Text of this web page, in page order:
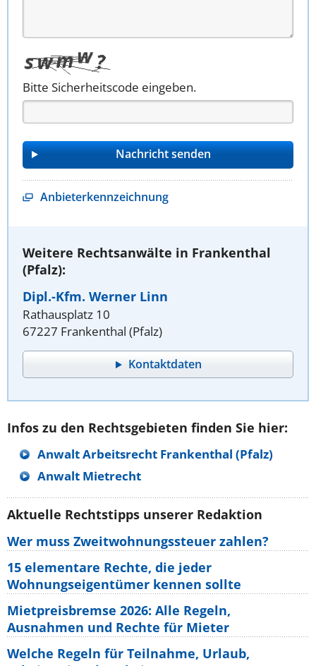
Bitte Sicherheitscode eingeben.
Anbieterkennzeichnung
Weitere Rechtsanwälte in Frankenthal
(Pfalz):
Dipl.-Kfm. Werner Linn
Rathausplatz 10
67227 Frankenthal (Pfalz)
Kontaktdaten
Infos zu den Rechtsgebieten finden Sie hier:
Anwalt Arbeitsrecht Frankenthal (Pfalz)
Anwalt Mietrecht
Aktuelle Rechtstipps unserer Redaktion
Wer muss Zweitwohnungssteuer zahlen?
15 elementare Rechte, die jeder
Wohnungseigentümer kennen sollte
Mietpreisbremse 2026: Alle Regeln,
Ausnahmen und Rechte für Mieter
Welche Regeln für Teilnahme, Urlaub,